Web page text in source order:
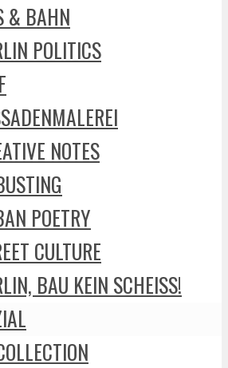
& BAHN
POLITICS
NOTES
POETRY
CULTURE
BAU KEIN SCHEISS!